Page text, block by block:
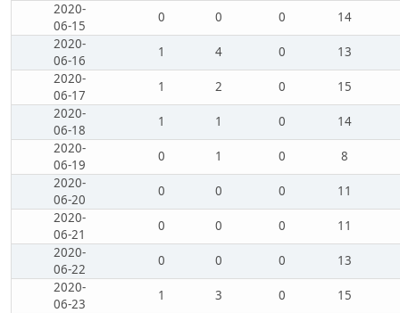
2020-
06-15
0 0 0
14
2020-
06-16
1 4 0
13
2020-
06-17
1 2 0
15
2020-
06-18
1 1 0
14
2020-
06-19
0 1 0
8
2020-
06-20
0 0 0
11
2020-
06-21
0 0 0
11
2020-
06-22
0 0 0
13
2020-
06-23
1 3 0
15